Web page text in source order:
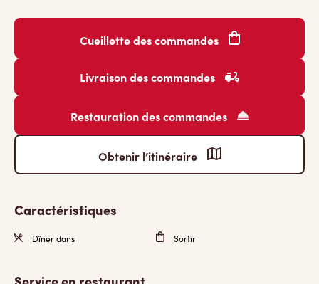
Cueillette des commandes
Livraison des commandes
Restauration des commandes
Obtenir l’itinéraire
Caractéristiques
Dîner dans Sortir